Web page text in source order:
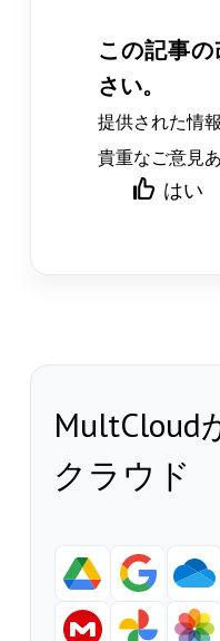
この記事
さい。
提供された情
貴重なご意見
はい
MultCloud
クラウド